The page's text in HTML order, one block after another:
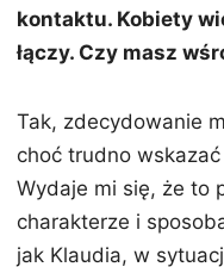
kontaktu. Kobiety
łączy. Czy masz
Tak, zdecydowanie
choć trudno
Wydaje mi się, że to
charakterze i
jak Klaudia, w